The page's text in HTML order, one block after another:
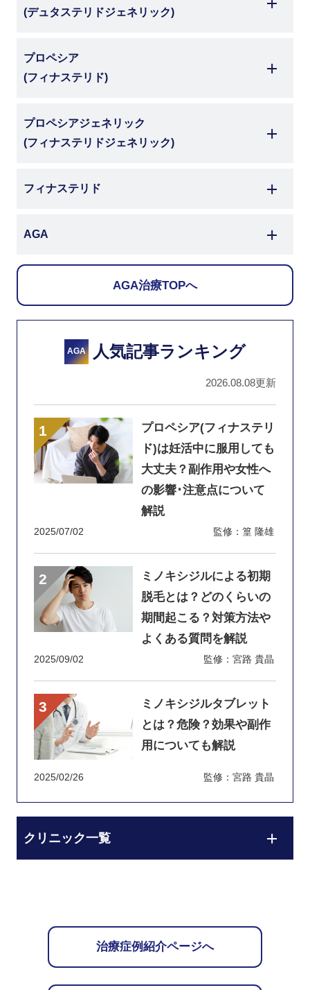
(デュタステリドジェネリック)
プロペシア
(フィナステリド)
プロペシアジェネリック
(フィナステリドジェネリック)
フィナステリド
AGA
AGA治療TOPへ
AGA 人気記事ランキング
2026.08.08更新
プロペシア(フィナステリ
ド)は妊活中に服用しても
大丈夫？副作用や女性へ
の影響･注意点について
解説
2025/07/02 監修：篁 隆雄
ミノキシジルによる初期
脱毛とは？どのくらいの
期間起こる？対策方法や
よくある質問を解説
2025/09/02 監修：宮路 貴晶
ミノキシジルタブレット
とは？危険？効果や副作
用についても解説
2025/02/26 監修：宮路 貴晶
クリニック一覧
治療症例紹介ページへ